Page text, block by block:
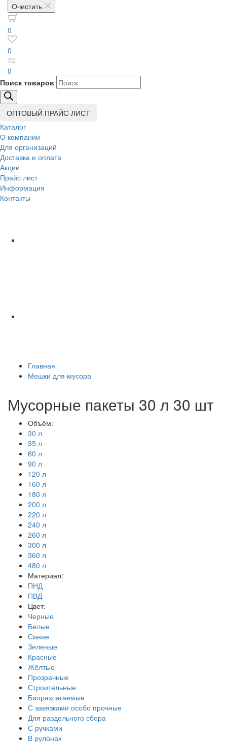
Очистить
0
0
0
Поиск товаров
ОПТОВЫЙ ПРАЙС-ЛИСТ
Каталог
О компании
Для организаций
Доставка и оплата
Акции
Прайс лист
Информация
Контакты
Главная
Мешки для мусора
Мусорные пакеты 30 л 30 шт
Объём:
30 л
35 л
60 л
90 л
120 л
160 л
180 л
200 л
220 л
240 л
260 л
300 л
360 л
480 л
Материал:
ПНД
ПВД
Цвет:
Черные
Белые
Синие
Зеленые
Красные
Жёлтые
Прозрачные
Строительные
Биоразлагаемые
С завязками особо прочные
Для раздельного сбора
С ручками
В рулонах